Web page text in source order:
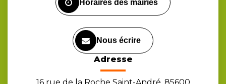
Horaires des mairies
Nous écrire
Adresse
16 rue de la Roche Saint-André, 85600